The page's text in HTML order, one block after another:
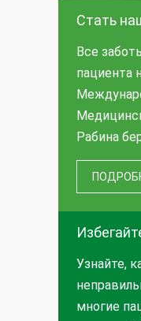
Стать
Все
пациента
Рабина
Узнайте,
многие